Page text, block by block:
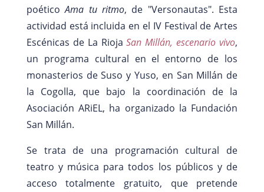
poéticoAma tu ritmo, de "Versonautas". Esta
actividad está incluida en el IV Festival de Artes
Escénicas de La RiojaSan Millán, escenario vivo,
un programa cultural en el entorno de los
monasterios de Suso y Yuso, en San Millán de
la Cogolla, que bajo la coordinación de la
Asociación ARiEL, ha organizado la Fundación
San Millán.
Se trata de una programación cultural de
teatro y música para todos los públicos y de
acceso totalmente gratuito, que pretende